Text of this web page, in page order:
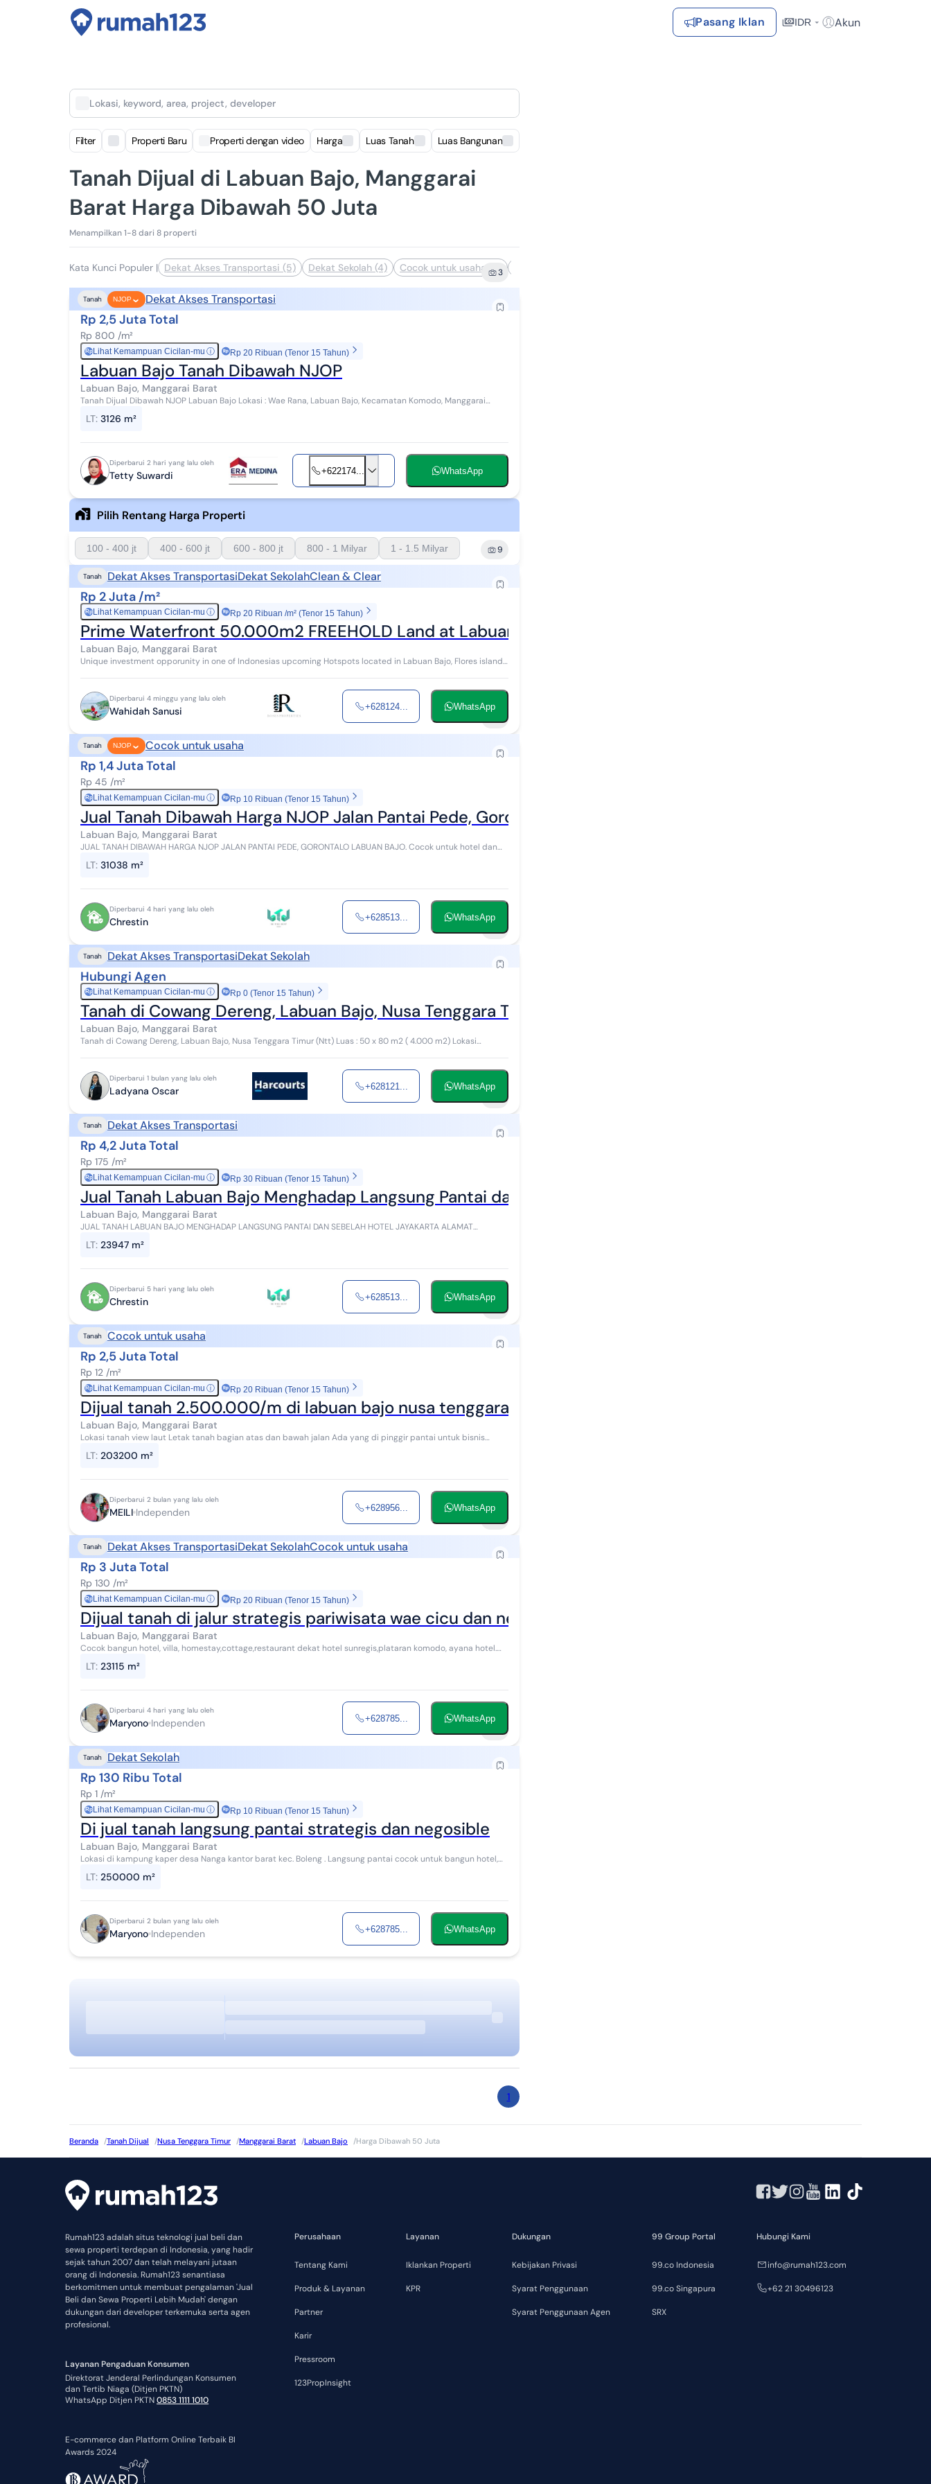
Pasang Iklan IDR Akun
Lokasi, keyword, area, project, developer
Filter Properti Baru Properti dengan video Harga Luas Tanah Luas Bangunan
Tanah Dijual di Labuan Bajo, Manggarai
Barat Harga Dibawah 50 Juta
Menampilkan 1-8 dari 8 properti
Kata Kunci Populer | Dekat Akses Transportasi (5) Dekat Sekolah (4) Cocok untuk usaha (3)3
Tanah NJOP Dekat Akses Transportasi
Rp 2,5 Juta Total
Rp 800 /m²
RpLihat Kemampuan Cicilan-mu ⓘ Rp 20 Ribuan (Tenor 15 Tahun)
Labuan Bajo Tanah Dibawah NJOP
Labuan Bajo, Manggarai Barat
Tanah Dijual Dibawah NJOP Labuan Bajo Lokasi : Wae Rana, Labuan Bajo, Kecamatan Komodo, Manggarai
LT: 3126 m²
Diperbarui 2 hari yang lalu oleh
Tetty Suwardi +622174... WhatsApp
Pilih Rentang Harga Properti
100 - 400 jt 400 - 600 jt 600 - 800 jt 800 - 1 Milyar 1 - 1.5 Milyar 9
Tanah Dekat Akses TransportasiDekat SekolahClean & Clear
Rp 2 Juta /m²
RpLihat Kemampuan Cicilan-mu ⓘ Rp 20 Ribuan /m² (Tenor 15 Tahun)
Prime Waterfront 50.000m2 FREEHOLD Land at Labuan Bajo, Flores
Labuan Bajo, Manggarai Barat
Unique investment opporunity in one of Indonesias upcoming Hotspots located in Labuan Bajo, Flores island.
Diperbarui 4 minggu yang lalu oleh
Wahidah Sanusi +628124... WhatsApp
Tanah NJOP Cocok untuk usaha
Rp 1,4 Juta Total
Rp 45 /m²
RpLihat Kemampuan Cicilan-mu ⓘ Rp 10 Ribuan (Tenor 15 Tahun)
Jual Tanah Dibawah Harga NJOP Jalan Pantai Pede, Gorontalo Labuan Bajo. Cocok untuk Hotel dan Villa
Labuan Bajo, Manggarai Barat
JUAL TANAH DIBAWAH HARGA NJOP JALAN PANTAI PEDE, GORONTALO LABUAN BAJO. Cocok untuk hotel dan
LT: 31038 m²
Diperbarui 4 hari yang lalu oleh
Chrestin +628513... WhatsApp
Tanah Dekat Akses TransportasiDekat Sekolah
Hubungi Agen
RpLihat Kemampuan Cicilan-mu ⓘ Rp 0 (Tenor 15 Tahun)
Tanah di Cowang Dereng, Labuan Bajo, Nusa Tenggara Timur (Nt
Labuan Bajo, Manggarai Barat
Tanah di Cowang Dereng, Labuan Bajo, Nusa Tenggara Timur (Ntt) Luas : 50 x 80 m2 ( 4.000 m2) Lokasi
Diperbarui 1 bulan yang lalu oleh
Ladyana Oscar +628121... WhatsApp
Tanah Dekat Akses Transportasi
Rp 4,2 Juta Total
Rp 175 /m²
RpLihat Kemampuan Cicilan-mu ⓘ Rp 30 Ribuan (Tenor 15 Tahun)
Jual Tanah Labuan Bajo Menghadap Langsung Pantai dan Sebelah Hotel Jayakarta
Labuan Bajo, Manggarai Barat
JUAL TANAH LABUAN BAJO MENGHADAP LANGSUNG PANTAI DAN SEBELAH HOTEL JAYAKARTA ALAMAT
LT: 23947 m²
Diperbarui 5 hari yang lalu oleh
Chrestin +628513... WhatsApp
Tanah Cocok untuk usaha
Rp 2,5 Juta Total
Rp 12 /m²
RpLihat Kemampuan Cicilan-mu ⓘ Rp 20 Ribuan (Tenor 15 Tahun)
Dijual tanah 2.500.000/m di labuan bajo nusa tenggara timur
Labuan Bajo, Manggarai Barat
Lokasi tanah view laut Letak tanah bagian atas dan bawah jalan Ada yang di pinggir pantai untuk bisnis
LT: 203200 m²
Diperbarui 2 bulan yang lalu oleh
MEILI Independen +628956... WhatsApp
Tanah Dekat Akses TransportasiDekat SekolahCocok untuk usaha
Rp 3 Juta Total
Rp 130 /m²
RpLihat Kemampuan Cicilan-mu ⓘ Rp 20 Ribuan (Tenor 15 Tahun)
Dijual tanah di jalur strategis pariwisata wae cicu dan negosible
Labuan Bajo, Manggarai Barat
Cocok bangun hotel, villa, homestay,cottage,restaurant dekat hotel sunregis,plataran komodo, ayana hotel.
LT: 23115 m²
Diperbarui 4 hari yang lalu oleh
Maryono Independen +628785... WhatsApp
Tanah Dekat Sekolah
Rp 130 Ribu Total
Rp 1 /m²
RpLihat Kemampuan Cicilan-mu ⓘ Rp 10 Ribuan (Tenor 15 Tahun)
Di jual tanah langsung pantai strategis dan negosible
Labuan Bajo, Manggarai Barat
Lokasi di kampung kaper desa Nanga kantor barat kec. Boleng . Langsung pantai cocok untuk bangun hotel,
LT: 250000 m²
Diperbarui 2 bulan yang lalu oleh
Maryono Independen +628785... WhatsApp
1
Beranda /Tanah Dijual /Nusa Tenggara Timur /Manggarai Barat /Labuan Bajo /Harga Dibawah 50 Juta
Rumah123 adalah situs teknologi jual beli dan
sewa properti terdepan di Indonesia, yang hadir
sejak tahun 2007 dan telah melayani jutaan
orang di Indonesia. Rumah123 senantiasa
berkomitmen untuk membuat pengalaman 'Jual
Beli dan Sewa Properti Lebih Mudah' dengan
dukungan dari developer terkemuka serta agen
profesional.
Layanan Pengaduan Konsumen
Direktorat Jenderal Perlindungan Konsumen
dan Tertib Niaga (Ditjen PKTN)
WhatsApp Ditjen PKTN0853 1111 1010
E-commerce dan Platform Online Terbaik BI
Awards 2024
Perusahaan
Tentang Kami
Produk & Layanan
Partner
Karir
Pressroom
123PropInsight
Layanan
Iklankan Properti
KPR
Dukungan
Kebijakan Privasi
Syarat Penggunaan
Syarat Penggunaan Agen
99 Group Portal
99.co Indonesia
99.co Singapura
SRX
Hubungi Kami
info@rumah123.com
+62 21 30496123